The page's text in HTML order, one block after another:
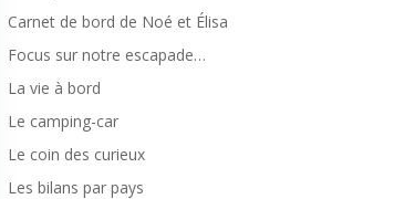
Carnet de bord de Noé et Élisa
Focus sur notre escapade…
La vie à bord
Le camping-car
Le coin des curieux
Les bilans par pays